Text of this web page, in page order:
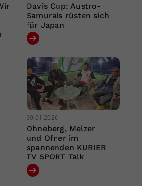
Davis Cup: Austro-
Samurais rüsten sich
für Japan
30.01.2026
Ohneberg, Melzer
und Ofner im
spannenden KURIER
TV SPORT Talk